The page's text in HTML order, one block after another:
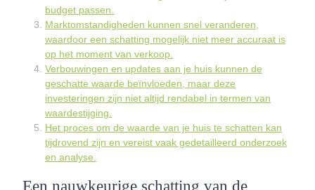
budget passen.
Marktomstandigheden kunnen snel veranderen,
waardoor een schatting mogelijk niet meer accuraat is
op het moment van verkoop.
Verbouwingen en updates aan je huis kunnen de
geschatte waarde beïnvloeden, maar deze
investeringen zijn niet altijd rendabel in termen van
waardestijging.
Het proces om de waarde van je huis te schatten kan
tijdrovend zijn en vereist vaak gedetailleerd onderzoek
en analyse.
Een nauwkeurige schatting van de